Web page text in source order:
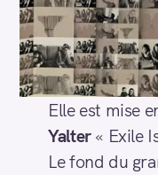
Elle est mise
Yalter« Exile
Le fond du